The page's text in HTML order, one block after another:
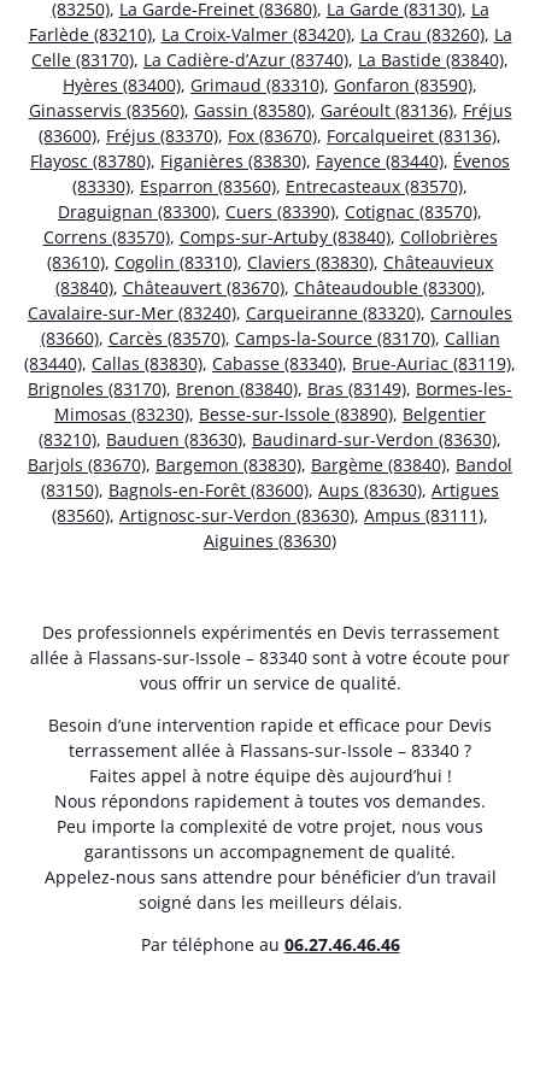
(83250), La Garde-Freinet (83680), La Garde (83130), La
Farlède (83210), La Croix-Valmer (83420), La Crau (83260), La
Celle (83170), La Cadière-d’Azur (83740), La Bastide (83840),
Hyères (83400), Grimaud (83310), Gonfaron (83590),
Ginasservis (83560), Gassin (83580), Garéoult (83136), Fréjus
(83600), Fréjus (83370), Fox (83670), Forcalqueiret (83136),
Flayosc (83780), Figanières (83830), Fayence (83440), Évenos
(83330), Esparron (83560), Entrecasteaux (83570),
Draguignan (83300), Cuers (83390), Cotignac (83570),
Correns (83570), Comps-sur-Artuby (83840), Collobrières
(83610), Cogolin (83310), Claviers (83830), Châteauvieux
(83840), Châteauvert (83670), Châteaudouble (83300),
Cavalaire-sur-Mer (83240), Carqueiranne (83320), Carnoules
(83660), Carcès (83570), Camps-la-Source (83170), Callian
(83440), Callas (83830), Cabasse (83340), Brue-Auriac (83119),
Brignoles (83170), Brenon (83840), Bras (83149), Bormes-les-
Mimosas (83230), Besse-sur-Issole (83890), Belgentier
(83210), Bauduen (83630), Baudinard-sur-Verdon (83630),
Barjols (83670), Bargemon (83830), Bargème (83840), Bandol
(83150), Bagnols-en-Forêt (83600), Aups (83630), Artigues
(83560), Artignosc-sur-Verdon (83630), Ampus (83111),
Aiguines (83630)
Des professionnels expérimentés en Devis terrassement
allée à Flassans-sur-Issole – 83340 sont à votre écoute pour
vous offrir un service de qualité.
Besoin d’une intervention rapide et efficace pour Devis
terrassement allée à Flassans-sur-Issole – 83340 ?
Faites appel à notre équipe dès aujourd’hui !
Nous répondons rapidement à toutes vos demandes.
Peu importe la complexité de votre projet, nous vous
garantissons un accompagnement de qualité.
Appelez-nous sans attendre pour bénéficier d’un travail
soigné dans les meilleurs délais.
Par téléphone au 06.27.46.46.46